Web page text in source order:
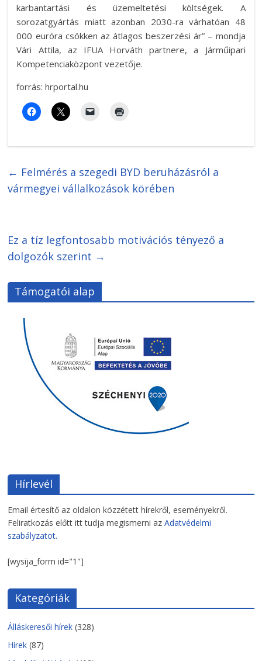
karbantartási és üzemeltetési költségek. A
sorozatgyártás miatt azonban 2030-ra várhatóan 48
000 euróra csökken az átlagos beszerzési ár” – mondja
Vári Attila, az IFUA Horváth partnere, a Járműipari
Kompetenciaközpont vezetője.
forrás: hrportal.hu
← Felmérés a szegedi BYD beruházásról a
vármegyei vállalkozások körében
Ez a tíz legfontosabb motivációs tényező a
dolgozók szerint →
Támogatói alap
Hírlevél
Email értesítő az oldalon közzétett hírekről, eseményekről.
Feliratkozás előtt itt tudja megismerni azAdatvédelmi
szabályzatot.
[wysija_form id="1"]
Kategóriák
Álláskeresői hírek (328)
Hírek (87)